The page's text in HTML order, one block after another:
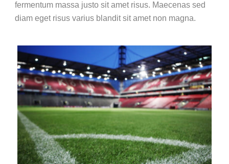
fermentum massa justo sit amet risus. Maecenas sed
diam eget risus varius blandit sit amet non magna.